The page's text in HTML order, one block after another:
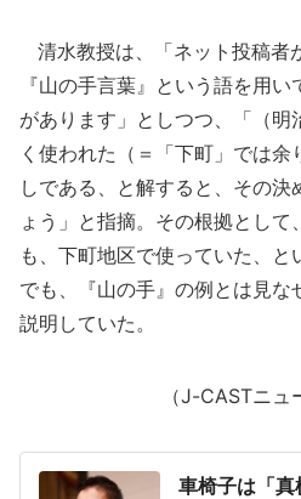
清水教授は、「ネット投稿者
『山の手言葉』という語を用
があります」としつつ、「（明
く使われた（＝「下町」では
しである、と解すると、その
ょう」と指摘。その根拠とし
も、下町地区で使っていた、
でも、『山の手』の例とは見な
説明していた。
（J-CASTニ
車椅子は「